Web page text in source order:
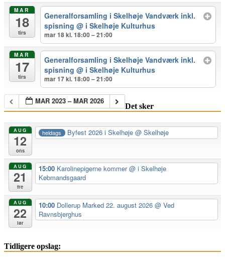
MAR
18
tirs
Generalforsamling i Skelhøje Vandværk inkl.
spisning@ i Skelhøje Kulturhus
mar 18 kl. 18:00 – 21:00
MAR
17
tirs
Generalforsamling i Skelhøje Vandværk inkl.
spisning@ i Skelhøje Kulturhus
mar 17 kl. 18:00 – 21:00
MAR 2023 – MAR 2026
Det sker
AUG
12
ons
heldags Byfest 2026 i Skelhøje@ Skelhøje
AUG
21
fre
15:00 Karolinepigerne kommer@ i Skelhøje
Købmandsgaard
AUG
22
lør
10:00 Dollerup Marked 22. august 2026 @ Ved
Ravnsbjerghus
Tidligere opslag: